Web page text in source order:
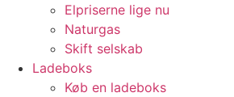
Elpriserne lige nu
Naturgas
Skift selskab
Ladeboks
Køb en ladeboks